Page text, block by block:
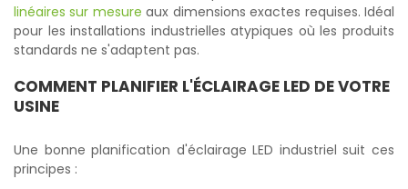
linéaires sur mesure aux dimensions exactes requises. Idéal
pour les installations industrielles atypiques où les produits
standards ne s'adaptent pas.
COMMENT PLANIFIER L'ÉCLAIRAGE LED DE VOTRE
USINE
Une bonne planification d'éclairage LED industriel suit ces
principes :